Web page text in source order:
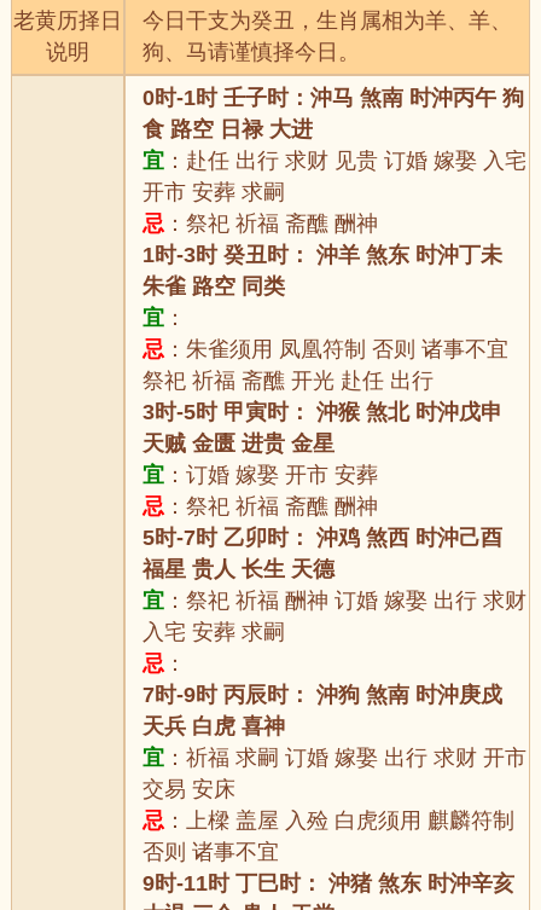
老黄历择日
说明
今日干支为癸丑，生肖属相为羊、羊、
狗、马请谨慎择今日。
0时-1时 壬子时：沖马 煞南 时沖丙午 狗
食 路空 日禄 大进
宜 ：赴任 出行 求财 见贵 订婚 嫁娶 入宅
开市 安葬 求嗣
忌 ：祭祀 祈福 斋醮 酬神
1时-3时 癸丑时： 沖羊 煞东 时沖丁未
朱雀 路空 同类
宜 ：
忌 ：朱雀须用 凤凰符制 否则 诸事不宜
祭祀 祈福 斋醮 开光 赴任 出行
3时-5时 甲寅时： 沖猴 煞北 时沖戊申
天贼 金匮 进贵 金星
宜 ：订婚 嫁娶 开市 安葬
忌 ：祭祀 祈福 斋醮 酬神
5时-7时 乙卯时： 沖鸡 煞西 时沖己酉
福星 贵人 长生 天德
宜 ：祭祀 祈福 酬神 订婚 嫁娶 出行 求财
入宅 安葬 求嗣
忌 ：
7时-9时 丙辰时： 沖狗 煞南 时沖庚戍
天兵 白虎 喜神
宜 ：祈福 求嗣 订婚 嫁娶 出行 求财 开市
交易 安床
忌 ：上樑 盖屋 入殓 白虎须用 麒麟符制
否则 诸事不宜
9时-11时 丁巳时： 沖猪 煞东 时沖辛亥